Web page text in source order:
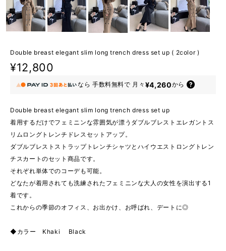
Double breast elegant slim long trench dress set up ( 2color )
¥12,800
なら 手数料無料で 月々 ¥4,260から
Double breast elegant slim long trench dress set up
着用するだけでフェミニンな雰囲気が漂うダブルブレストエレガントス
リムロングトレンチドレスセットアップ。
ダブルブレストストラップトレンチシャツとハイウエストロングトレン
チスカートのセット商品です。
それぞれ単体でのコーデも可能。
どなたが着用されても洗練されたフェミニンな大人の女性を演出する1
着です。
これからの季節のオフィス、お出かけ、お呼ばれ、デートに◎
◆カラー Khaki Black